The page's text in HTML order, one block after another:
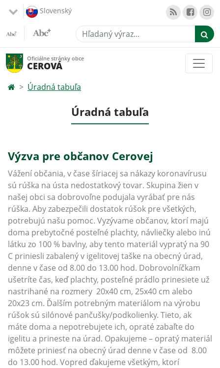
Slovenský
Hľadaný výraz...
Oficiálne stránky obce
CEROVÁ
Úradná tabuľa
Úradná tabuľa
Výzva pre občanov Cerovej
Vážení občania, v čase šíriacej sa nákazy koronavírusu
sú rúška na ústa nedostatkový tovar. Skupina žien v
našej obci sa dobrovoľne podujala vyrábať pre nás
rúška. Aby zabezpečili dostatok rúšok pre všetkých,
potrebujú našu pomoc. Vyzývame občanov, ktorí majú
doma prebytočné posteľné plachty, návliečky alebo inú
látku zo 100 % bavlny, aby tento materiál vypratý na 90
C priniesli zabalený v igelitovej taške na obecný úrad,
denne v čase od 8.00 do 13.00 hod. Dobrovolníčkam
ušetríte čas, keď plachty, posteľné prádlo prinesiete už
nastrihané na rozmery 20x40 cm, 25x40 cm alebo
20x23 cm. Ďalším potrebným materiálom na výrobu
rúšok sú silónové pančušky/podkolienky. Tieto, ak
máte doma a nepotrebujete ich, opraté zabaľte do
igelitu a prineste na úrad. Opakujeme – opratý materiál
môžete priniesť na obecný úrad denne v čase od 8.00
do 13.00 hod. Vopred ďakujeme všetkým, ktorí